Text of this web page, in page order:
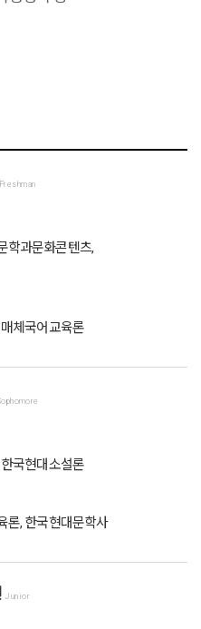
Freshman
학과문화콘텐츠,
체국어교육론
국현대소설론
론, 한국현대문학사
Junior